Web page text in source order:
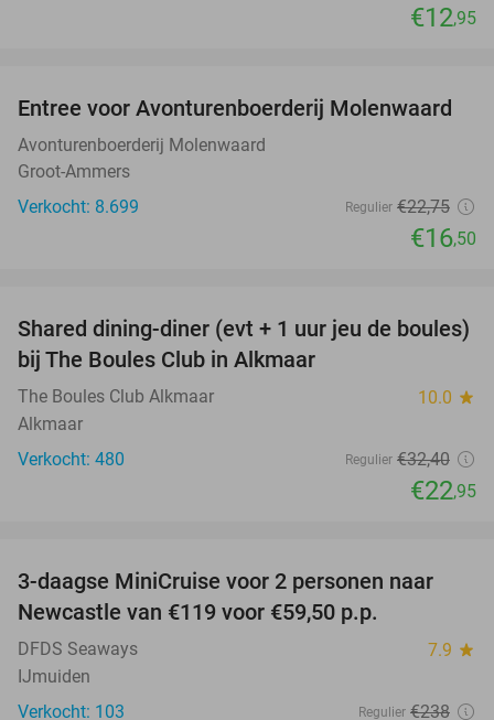
€12,95
27%
Entree voor Avonturenboerderij Molenwaard
Avonturenboerderij Molenwaard
Groot-Ammers
Verkocht: 8.699
Regulier €22,75
€16,50
29%
Shared dining-diner (evt + 1 uur jeu de boules)
bij The Boules Club in Alkmaar
The Boules Club Alkmaar 10.0 star
Alkmaar
Verkocht: 480
Regulier €32,40
€22,95
50%
3-daagse MiniCruise voor 2 personen naar
Newcastle van €119 voor €59,50 p.p.
DFDS Seaways 7.9 star
IJmuiden
Verkocht: 103
Regulier €238